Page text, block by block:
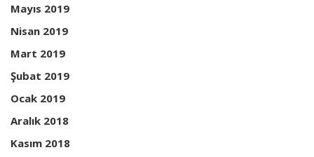
Mayıs 2019
Nisan 2019
Mart 2019
Şubat 2019
Ocak 2019
Aralık 2018
Kasım 2018